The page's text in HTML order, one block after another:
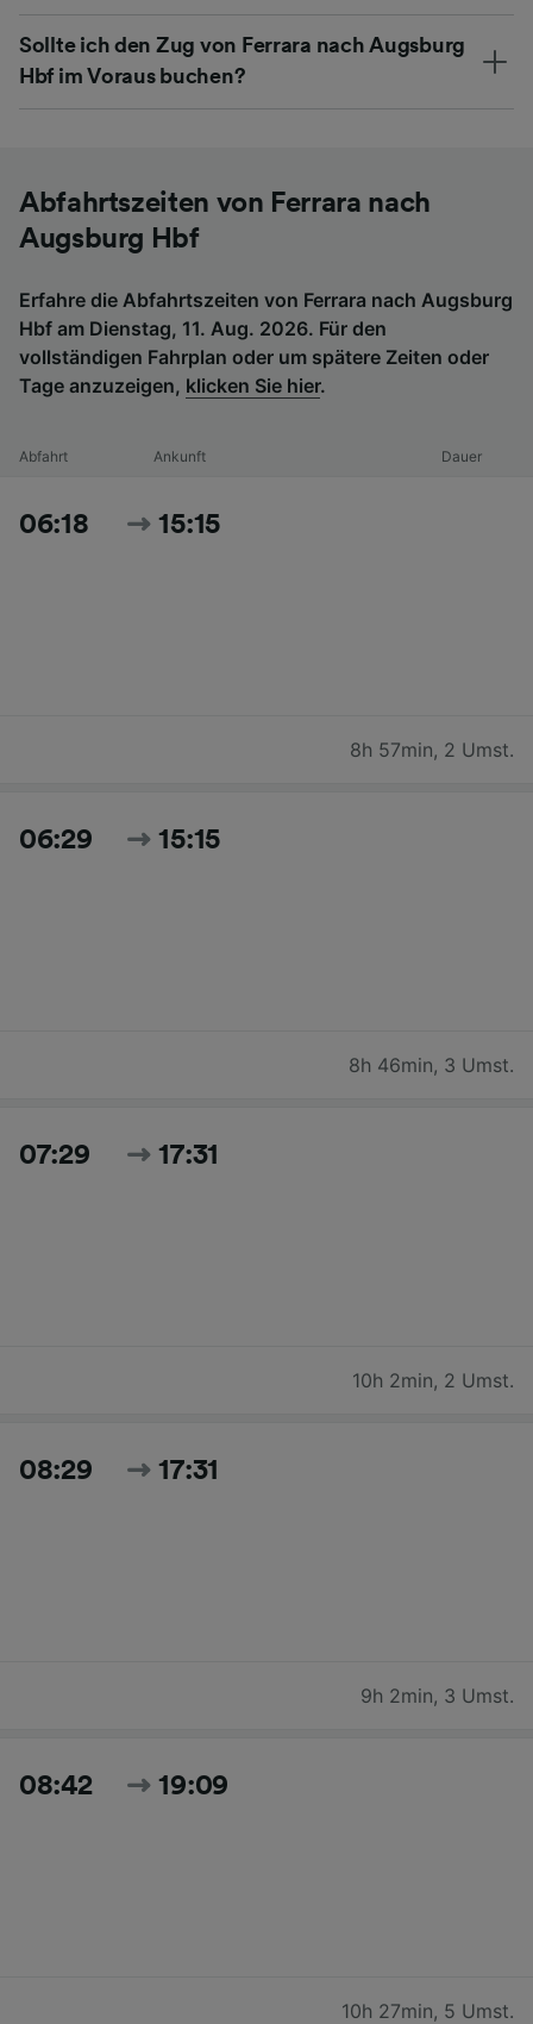
Sollte ich den Zug von Ferrara nach Augsburg
Hbf im Voraus buchen?
Abfahrtszeiten von Ferrara nach
Augsburg Hbf
Erfahre die Abfahrtszeiten von Ferrara nach Augsburg
Hbf am Dienstag, 11. Aug. 2026. Für den
vollständigen Fahrplan oder um spätere Zeiten oder
Tage anzuzeigen, klicken Sie hier.
Abfahrt Ankunft Dauer
06:18 15:15
8h 57min, 2 Umst.
06:29 15:15
8h 46min, 3 Umst.
07:29 17:31
10h 2min, 2 Umst.
08:29 17:31
9h 2min, 3 Umst.
08:42 19:09
10h 27min, 5 Umst.